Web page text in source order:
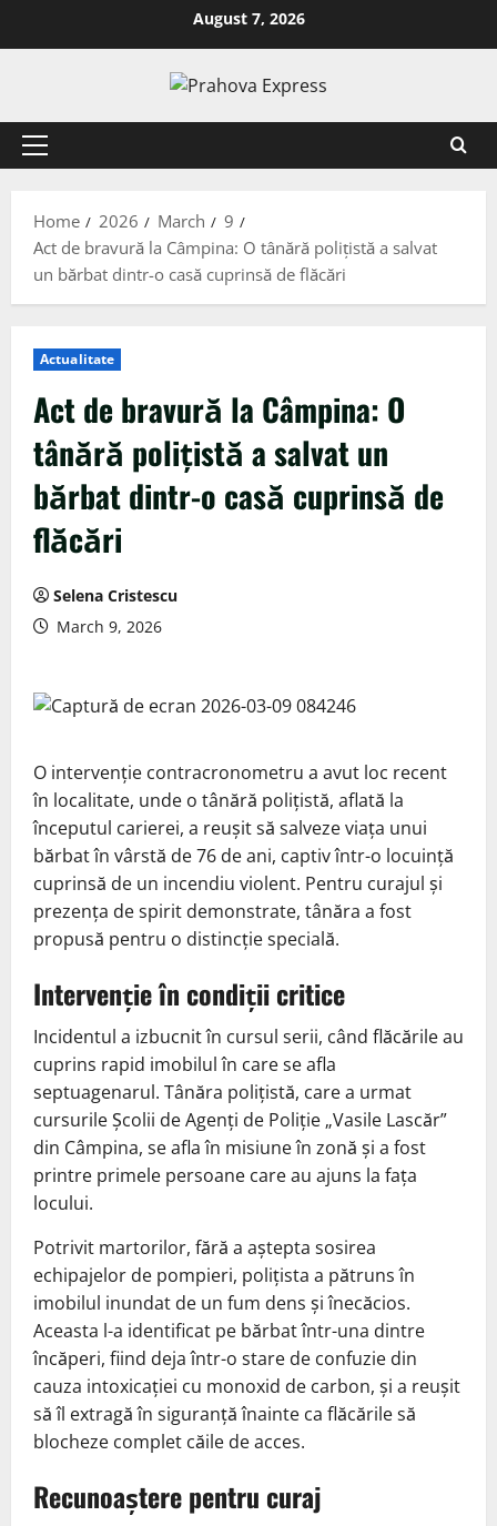
August 7, 2026
Home 2026 March
9
Act de bravură la Câmpina: O tânără polițistă a salvat
un bărbat dintr-o casă cuprinsă de flăcări
Actualitate
Act de bravură la Câmpina: O
tânără polițistă a salvat un
bărbat dintr-o casă cuprinsă de
flăcări
Selena Cristescu
March 9, 2026
O intervenție contracronometru a avut loc recent
în localitate, unde o tânără polițistă, aflată la
începutul carierei, a reușit să salveze viața unui
bărbat în vârstă de 76 de ani, captiv într-o locuință
cuprinsă de un incendiu violent. Pentru curajul și
prezența de spirit demonstrate, tânăra a fost
propusă pentru o distincție specială.
Intervenție în condiții critice
Incidentul a izbucnit în cursul serii, când flăcările au
cuprins rapid imobilul în care se afla
septuagenarul. Tânăra polițistă, care a urmat
cursurile Școlii de Agenți de Poliție „Vasile Lascăr”
din Câmpina, se afla în misiune în zonă și a fost
printre primele persoane care au ajuns la fața
locului.
Potrivit martorilor, fără a aștepta sosirea
echipajelor de pompieri, polițista a pătruns în
imobilul inundat de un fum dens și înecăcios.
Aceasta l-a identificat pe bărbat într-una dintre
încăperi, fiind deja într-o stare de confuzie din
cauza intoxicației cu monoxid de carbon, și a reușit
să îl extragă în siguranță înainte ca flăcările să
blocheze complet căile de acces.
Recunoaștere pentru curaj